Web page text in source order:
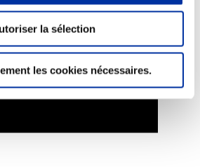
la sélection
les cookies nécessaires.